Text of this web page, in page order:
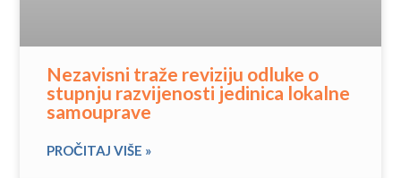
Nezavisni traže reviziju odluke o
stupnju razvijenosti jedinica lokalne
samouprave
PROČITAJ VIŠE »